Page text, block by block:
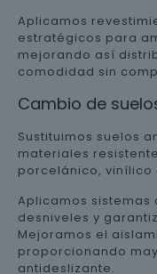
Aplicamos
estratégicos para
mejorando así
comodidad sin
Cambio de
Sustituimos suelos
materiales
porcelánico, vinílico
Aplicamos
desniveles y
Mejoramos el
proporcionando
antideslizante.